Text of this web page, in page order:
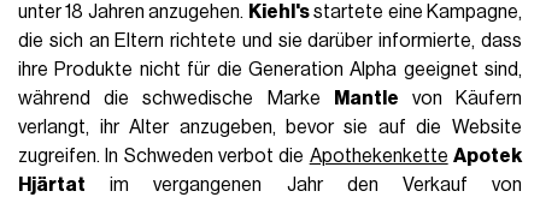
unter 18 Jahren anzugehen. Kiehl'sstartete eine Kampagne,
die sich an Eltern richtete und sie darüber informierte, dass
ihre Produkte nicht für die Generation Alpha geeignet sind,
während die schwedische Marke
Mantle von Käufern
verlangt, ihr Alter anzugeben, bevor sie auf die Website
zugreifen. In Schweden verbot die Apothekenkette Apotek
Hjärtat im vergangenen Jahr den Verkauf von